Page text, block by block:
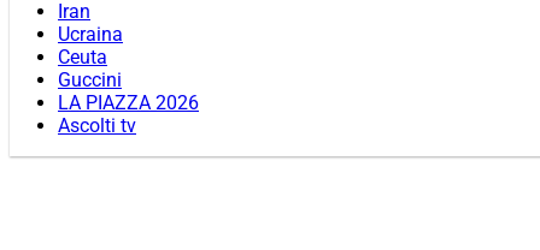
Iran
Ucraina
Ceuta
Guccini
LA PIAZZA 2026
Ascolti tv